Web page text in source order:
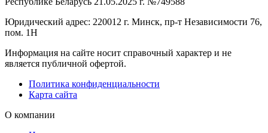
Юридический адрес: 220012 г. Минск, пр-т Независимости 76,
пом. 1Н
Информация на сайте носит справочный характер и не
является публичной офертой.
Политика конфиденциальности
Карта сайта
О компании